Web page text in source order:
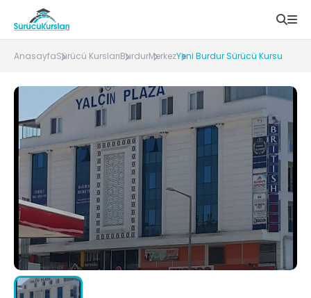
AnasayfaSürücü KurslarıBurdurMerkezYeni Burdur Sürücü Kursu